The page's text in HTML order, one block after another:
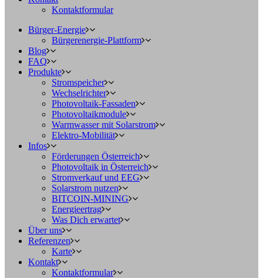
Kontaktformular
Bürger-Energie
Bürgerenergie-Plattform
Blog
FAQ
Produkte
Stromspeicher
Wechselrichter
Photovoltaik-Fassaden
Photovoltaikmodule
Warmwasser mit Solarstrom
Elektro-Mobilität
Infos
Förderungen Österreich
Photovoltaik in Österreich
Stromverkauf und EEG
Solarstrom nutzen
BITCOIN-MINING
Energieertrag
Was Dich erwartet
Über uns
Referenzen
Karte
Kontakt
Kontaktformular